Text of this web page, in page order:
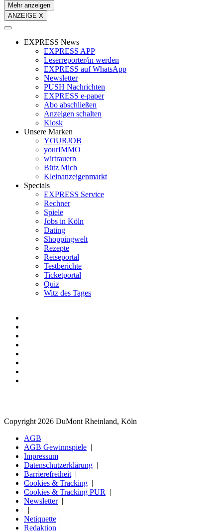
Mehr anzeigen
ANZEIGE X
EXPRESS News
EXPRESS APP
Leserreporter/in werden
EXPRESS auf WhatsApp
Newsletter
PUSH Nachrichten
EXPRESS e-paper
Abo abschließen
Anzeigen schalten
Kiosk
Unsere Marken
YOURJOB
yourIMMO
wirtrauern
Bütz Mich
Kleinanzeigenmarkt
Specials
EXPRESS Service
Rechner
Spiele
Jobs in Köln
Dating
Shoppingwelt
Rezepte
Reiseportal
Testberichte
Ticketportal
Quiz
Witz des Tages
Copyright 2026 DuMont Rheinland, Köln
AGB
AGB Gewinnspiele
Impressum
Datenschutzerklärung
Barrierefreiheit
Cookies & Tracking
Cookies & Tracking PUR
Newsletter
Netiquette
Redaktion